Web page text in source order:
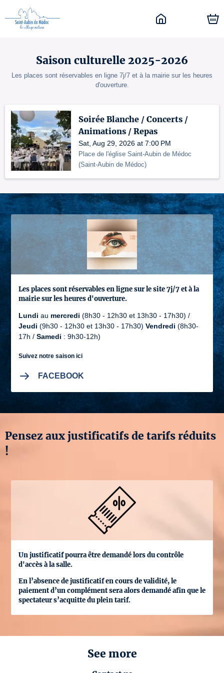
Saison culturelle 2025-2026
Les places sont réservables en ligne 7j/7 et à la mairie sur les heures
d'ouverture.
Soirée Blanche / Concerts /
Animations / Repas
Sat, Aug 29, 2026 at 7:00 PM
Place de l'église Saint-Aubin de Médoc
(Saint-Aubin de Médoc)
Les places sont réservables en ligne sur le site 7j/7 et à la
mairie sur les heures d'ouverture.
Lundi au mercredi (8h30 - 12h30 et 13h30 - 17h30) /
Jeudi (9h30 - 12h30 et 13h30 - 17h30) Vendredi (8h30-
17h / Samedi : 9h30-12h)
Suivez notre saison ici
FACEBOOK
Pensez aux justificatifs de tarifs réduits
!
Un justificatif pourra être demandé lors du contrôle
d'accès à la salle.
En l’absence de justificatif en cours de validité, le
paiement d’un complément sera alors demandé afin que le
spectateur s’acquitte du plein tarif.
See more